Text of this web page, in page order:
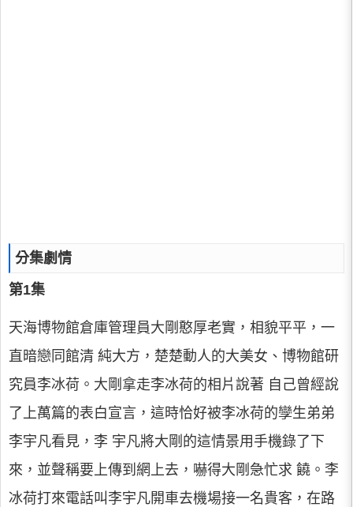
分集劇情
第1集
天海博物館倉庫管理員大剛憨厚老實，相貌平平，一
直暗戀同館清 純大方，楚楚動人的大美女、博物館研
究員李冰荷。大剛拿走李冰荷的相片說著 自己曾經說
了上萬篇的表白宣言，這時恰好被李冰荷的孿生弟弟
李宇凡看見，李 宇凡將大剛的這情景用手機錄了下
來，並聲稱要上傳到網上去，嚇得大剛急忙求 饒。李
冰荷打來電話叫李宇凡開車去機場接一名貴客，在路